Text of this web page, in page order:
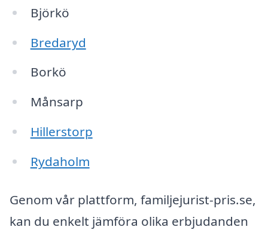
Björkö
Bredaryd
Borkö
Månsarp
Hillerstorp
Rydaholm
Genom vår plattform, familjejurist-pris.se,
kan du enkelt jämföra olika erbjudanden